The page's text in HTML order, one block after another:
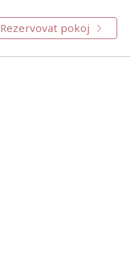
Rezervovat pokoj